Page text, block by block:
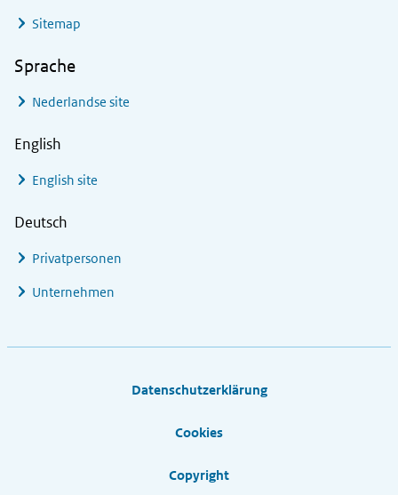
Sitemap
Sprache
Nederlandse site
English
English site
Deutsch
Privatpersonen
Unternehmen
Datenschutzerklärung
Cookies
Copyright